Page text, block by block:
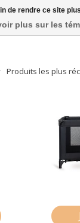
les filtres
Produits les plus
de rendre ce site
plus sur les